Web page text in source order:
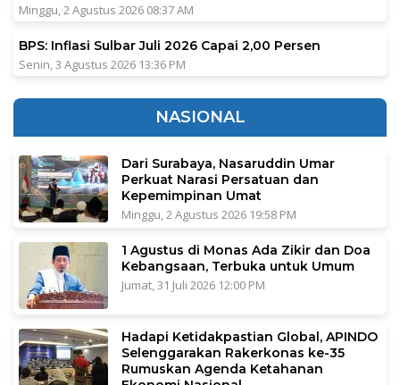
Minggu, 2 Agustus 2026 08:37 AM
BPS: Inflasi Sulbar Juli 2026 Capai 2,00 Persen
Senin, 3 Agustus 2026 13:36 PM
NASIONAL
Dari Surabaya, Nasaruddin Umar
Perkuat Narasi Persatuan dan
Kepemimpinan Umat
Minggu, 2 Agustus 2026 19:58 PM
1 Agustus di Monas Ada Zikir dan Doa
Kebangsaan, Terbuka untuk Umum
Jumat, 31 Juli 2026 12:00 PM
Hadapi Ketidakpastian Global, APINDO
Selenggarakan Rakerkonas ke-35
Rumuskan Agenda Ketahanan